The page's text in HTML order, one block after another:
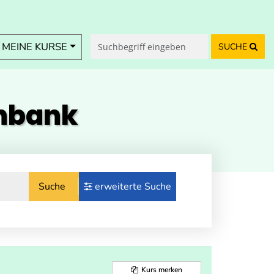
KURSE SUCHE
Suche erweiterte Suche
Kurs merken